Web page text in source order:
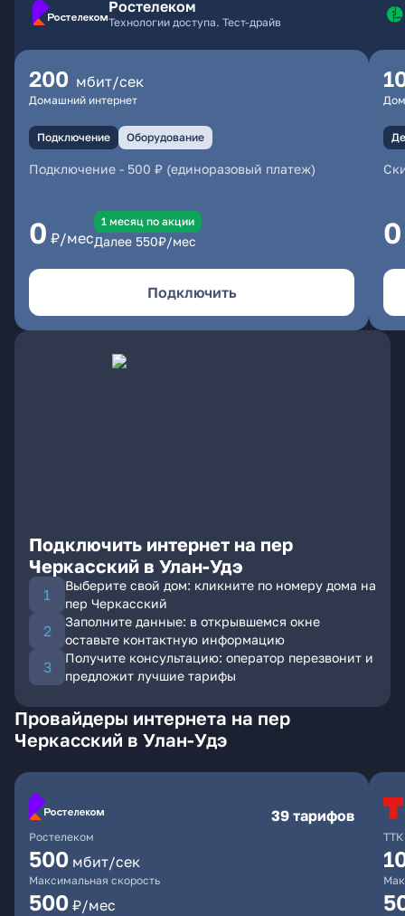
Ростелеком
Технологии доступа. Тест-драйв
200 мбит/сек
Домашний интернет
Подключение Оборудование
Подключение - 500 ₽ (единоразовый платеж)
0 ₽/мес
1 месяц по акции
Далее 550₽/мес
Подключить
0
Подключить интернет на пер
Черкасский в Улан-Удэ
Выберите свой дом: кликните по номеру дома на
пер Черкасский
Заполните данные: в открывшемся окне
оставьте контактную информацию
Получите консультацию: оператор перезвонит и
предложит лучшие тарифы
Провайдеры интернета на пер
Черкасский в Улан-Удэ
Ростелеком
39 тарифов
500 мбит/сек
Максимальная скорость
500 ₽/мес
ТТК